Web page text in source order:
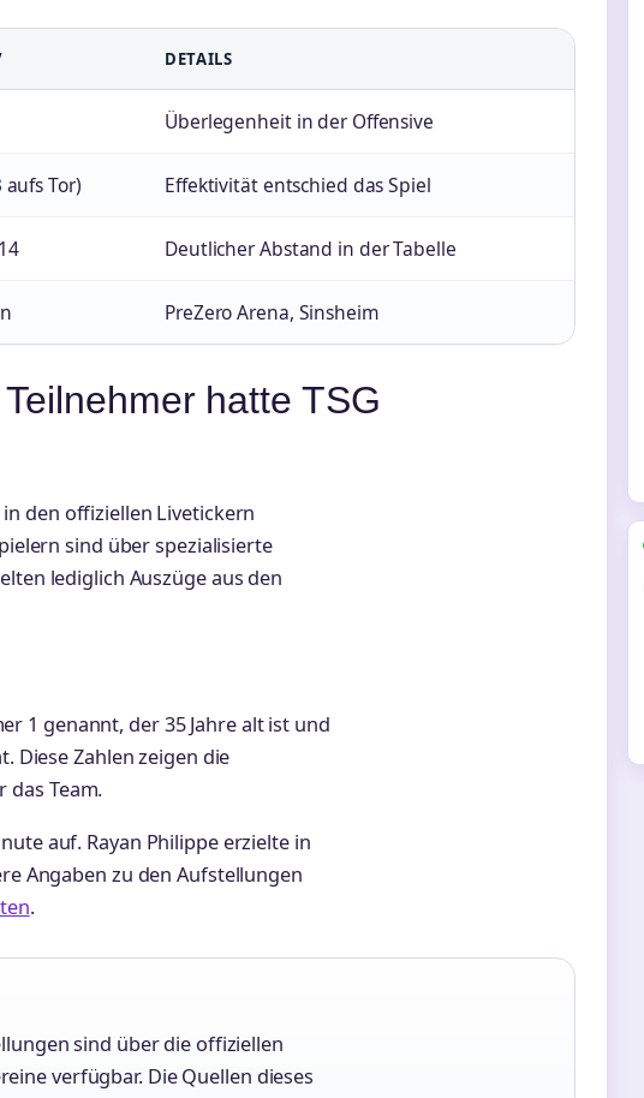
DETAILS
Überlegenheit in der Offensive
aufs Tor) Effektivität entschied das Spiel
Deutlicher Abstand in der Tabelle
PreZero Arena, Sinsheim
hatte TSG
den offiziellen Livetickern
sind über spezialisierte
lediglich Auszüge aus den
1 genannt, der 35 Jahre alt ist und
Diese Zahlen zeigen die
das Team.
auf. Rayan Philippe erzielte in
Angaben zu den Aufstellungen
.
sind über die offiziellen
verfügbar. Die Quellen dieses